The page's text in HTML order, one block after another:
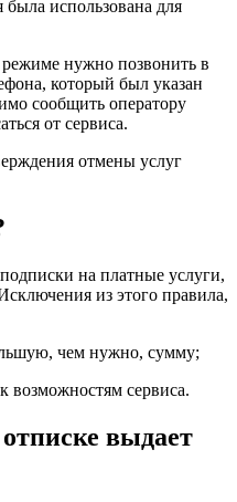
использована для
нужно позвонить в
который был указан
сообщить оператору
от сервиса.
отмены услуг
на платные услуги,
из этого правила,
чем нужно, сумму;
возможностям сервиса.
выдает